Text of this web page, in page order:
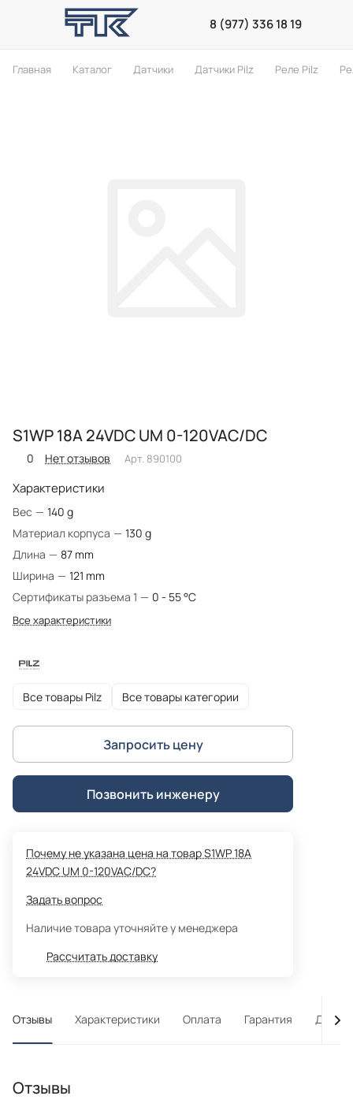
8 (977) 336 18 19
Главная Каталог Датчики Датчики Pilz Реле Pilz
S1WP 18A 24VDC UM 0-120VAC/DC
0 Нет отзывов Арт. 890100
Характеристики
Вес — 140 g
Материал корпуса — 130 g
Длина — 87 mm
Ширина — 121 mm
Сертификаты разъема 1 — 0 - 55 °C
Все характеристики
Все товары Pilz Все товары категории
Запросить цену
Позвонить инженеру
Почему не указана цена на товар S1WP 18A
24VDC UM 0-120VAC/DC?
Задать вопрос
Наличие товара уточняйте у менеджера
Рассчитать доставку
Отзывы Характеристики Оплата Гарантия
Отзывы